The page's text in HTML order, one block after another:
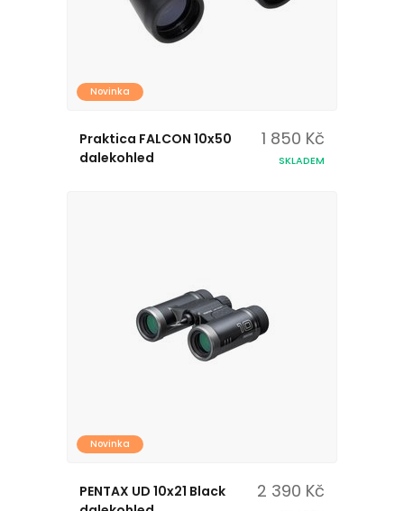
Novinka
Praktica FALCON 10x50
dalekohled
1 850 Kč
SKLADEM
Novinka
PENTAX UD 10x21 Black
2 390 Kč